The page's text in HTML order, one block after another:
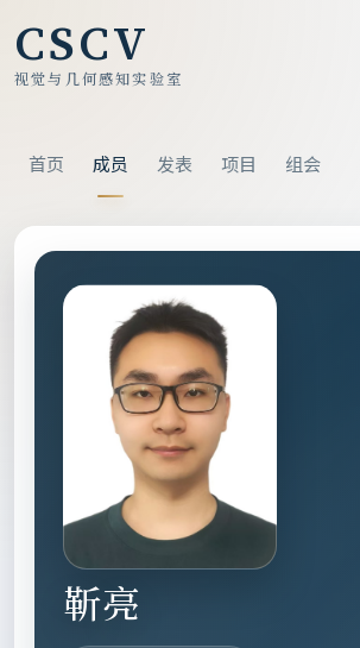
CSCV
视觉与几何感知实验室
首页 成员 发表 项目 组会
靳亮